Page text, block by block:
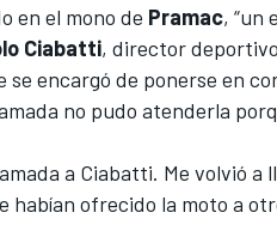
en el mono de Pramac, “un
Ciabatti, director
encargó de ponerse en
no pudo atenderla
a Ciabatti. Me volvió a
habían ofrecido la moto a